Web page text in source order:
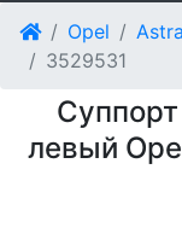
Opel
3529531
левый